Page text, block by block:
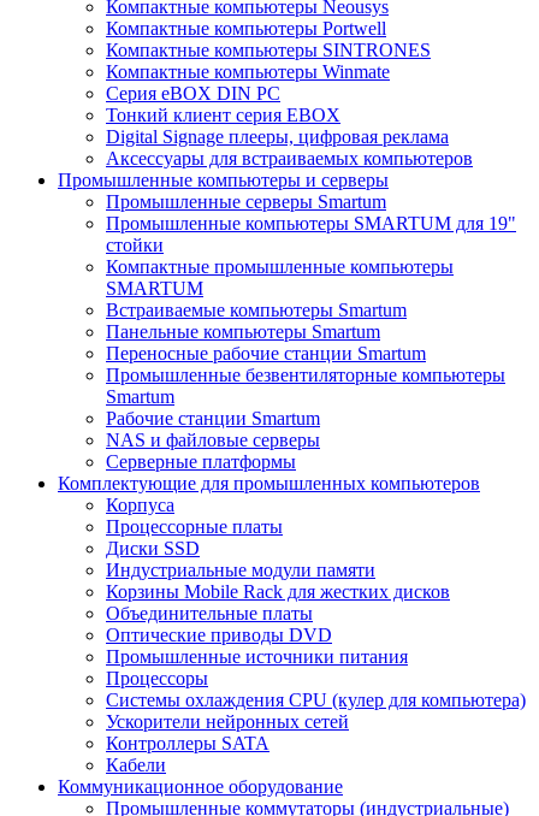
Компактные компьютеры Neousys
Компактные компьютеры Portwell
Компактные компьютеры SINTRONES
Компактные компьютеры Winmate
Серия eBOX DIN PC
Тонкий клиент серия EBOX
Digital Signage плееры, цифровая реклама
Аксессуары для встраиваемых компьютеров
Промышленные компьютеры и серверы
Промышленные серверы Smartum
Промышленные компьютеры SMARTUM для 19"
стойки
Компактные промышленные компьютеры
SMARTUM
Встраиваемые компьютеры Smartum
Панельные компьютеры Smartum
Переносные рабочие станции Smartum
Промышленные безвентиляторные компьютеры
Smartum
Рабочие станции Smartum
NAS и файловые серверы
Серверные платформы
Комплектующие для промышленных компьютеров
Корпуса
Процессорные платы
Диски SSD
Индустриальные модули памяти
Корзины Mobile Rack для жестких дисков
Объединительные платы
Оптические приводы DVD
Промышленные источники питания
Процессоры
Системы охлаждения CPU (кулер для компьютера)
Ускорители нейронных сетей
Контроллеры SATA
Кабели
Коммуникационное оборудование
Промышленные коммутаторы (индустриальные)